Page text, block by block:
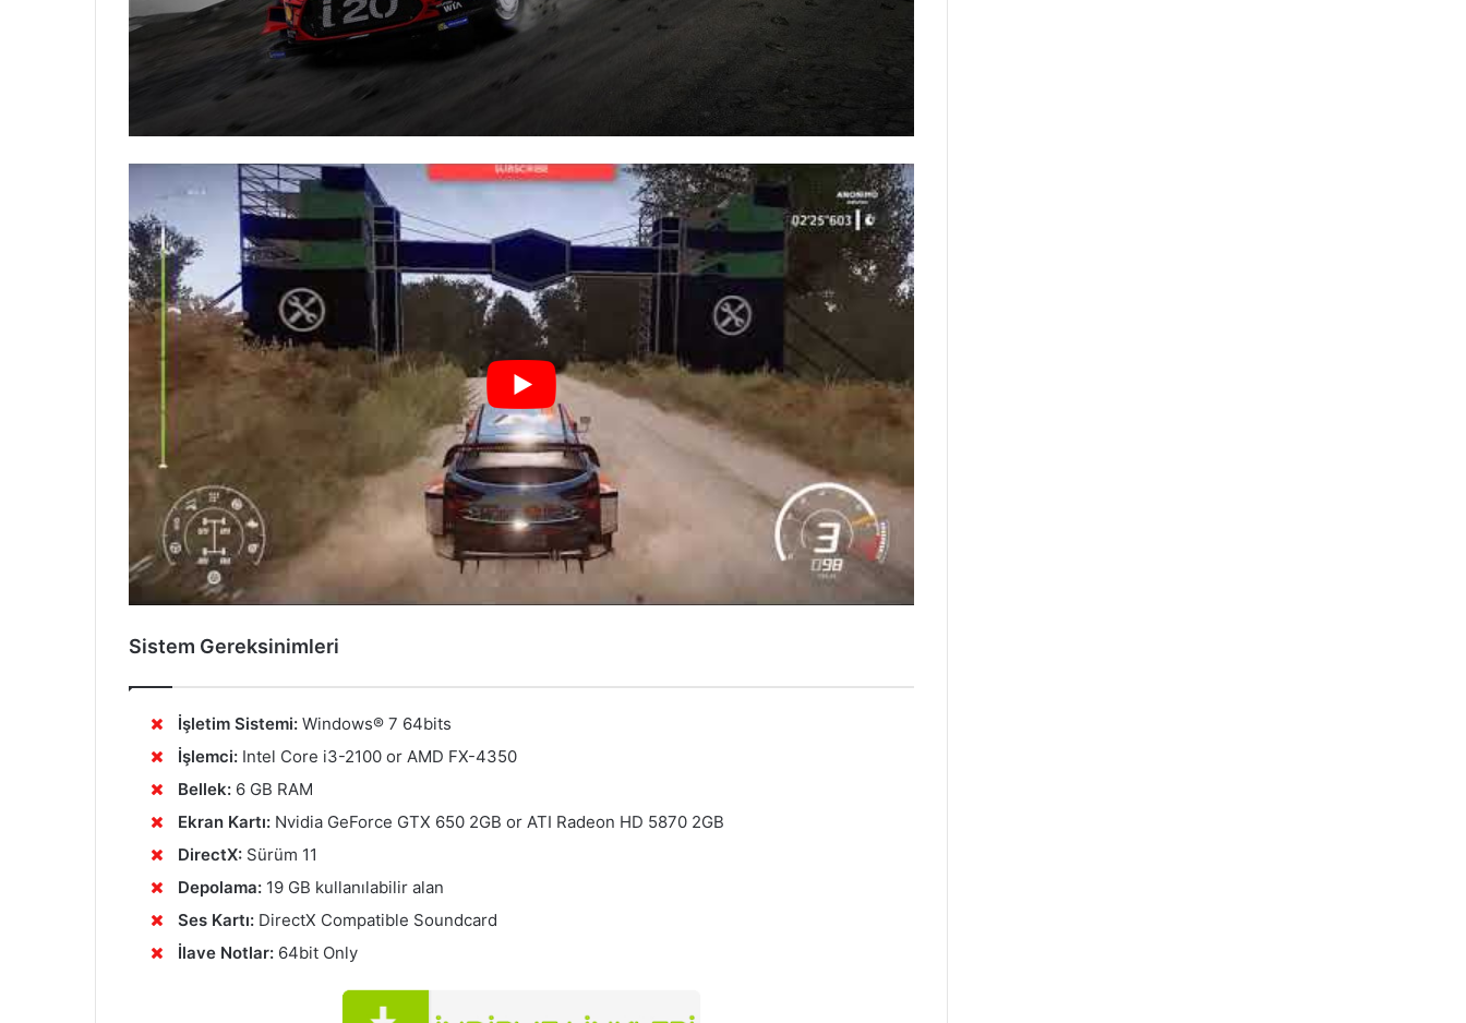
Sistem Gereksinimleri
İşletim Sistemi: Windows® 7 64bits
İşlemci: Intel Core i3-2100 or AMD FX-4350
Bellek: 6 GB RAM
Ekran Kartı: Nvidia GeForce GTX 650 2GB or ATI Radeon HD 5870 2GB
DirectX: Sürüm 11
Depolama: 19 GB kullanılabilir alan
Ses Kartı: DirectX Compatible Soundcard
İlave Notlar: 64bit Only